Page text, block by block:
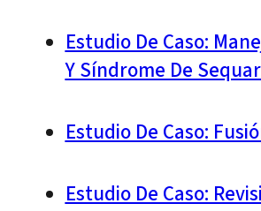
Estudio De Caso:
Y Síndrome De
Estudio De Caso:
Estudio De Caso: